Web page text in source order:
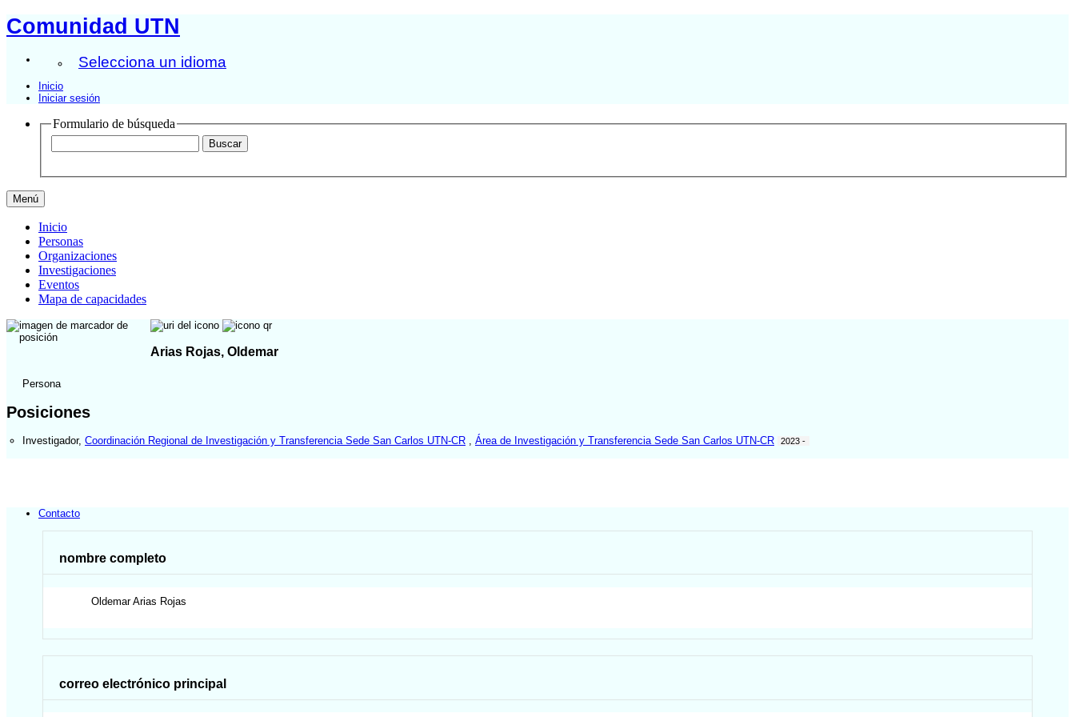
Comunidad UTN
Selecciona un idioma
Inicio
Iniciar sesión
Formulario de búsqueda
Menú
Inicio
Personas
Organizaciones
Investigaciones
Eventos
Mapa de capacidades
Arias Rojas, Oldemar
Persona
Posiciones
Investigador, Coordinación Regional de Investigación y Transferencia Sede San Carlos UTN-CR Área de Investigación y Transferencia Sede San Carlos UTN-CR 2023 -
Contacto
nombre completo
Oldemar Arias Rojas
correo electrónico principal